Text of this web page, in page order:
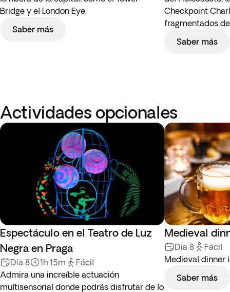
Bridge y el London Eye.
Saber más
Checkpoint
fragmentados
Saber más
Actividades opcionales
Espectáculo en el Teatro de Luz
Negra en Praga
Día 8 1h 15m
Fácil
Admira una increíble actuación
multisensorial donde podrás disfrutar de lo
Medieval
Día 8
Fácil
Medieval dinner
Saber más